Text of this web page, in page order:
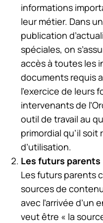
informations
leur métier. Dans
publication
spéciales, on
accès à toutes les
documents requis
l’exercice de leurs
intervenants de
outil de travail au
primordial qu’il
d’utilisation.
Les futurs parents
Les futurs parents
sources de
avec l’arrivée d’un
veut être « la